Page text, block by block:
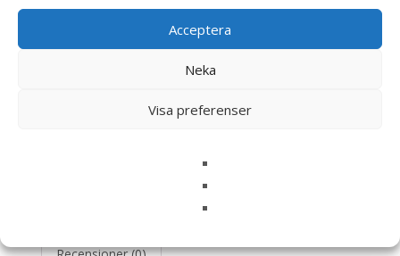
Acceptera
Neka
Visa preferenser
310 – 345 g 40 – 50 kg 345 – 405 g 50 – 60 kg 405 – 465 g
60 – 70 kg 465 – 520 g 70 – 80 kg 520 – 575 g – EAN:
7350028736300
LÄS MERA & KÖP